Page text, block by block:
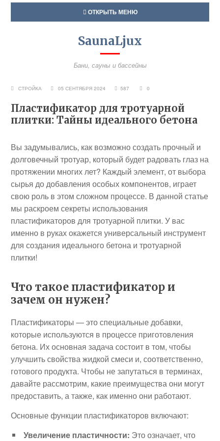
ОТКРЫТЬ МЕНЮ
SaunaLjux
Бани, сауны и бассейны
СТРОЙКА 05 СЕНТЯБРЯ 2024 587 0
Пластификатор для тротуарной
плитки: Тайны идеального бетона
Вы задумывались, как возможно создать прочный и
долговечный тротуар, который будет радовать глаз на
протяжении многих лет? Каждый элемент, от выбора
сырья до добавления особых компонентов, играет
свою роль в этом сложном процессе. В данной статье
мы раскроем секреты использования
пластификаторов для тротуарной плитки. У вас
именно в руках окажется универсальный инструмент
для создания идеального бетона и тротуарной
плитки!
Что такое пластификатор и
зачем он нужен?
Пластификаторы — это специальные добавки,
которые используются в процессе приготовления
бетона. Их основная задача состоит в том, чтобы
улучшить свойства жидкой смеси и, соответственно,
готового продукта. Чтобы не запутаться в терминах,
давайте рассмотрим, какие преимущества они могут
предоставить, а также, как именно они работают.
Основные функции пластификаторов включают:
Увеличение пластичности: Это означает, что